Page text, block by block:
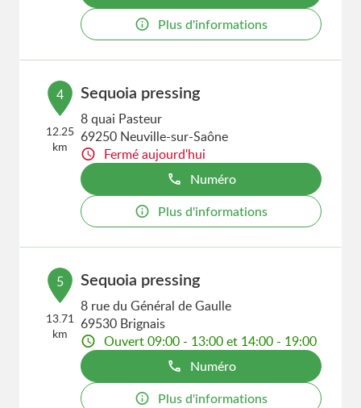
Plus d'informations
4
12.25
km
Sequoia pressing
8 quai Pasteur
69250 Neuville-sur-Saône
Fermé aujourd'hui
Numéro
Plus d'informations
5
13.71
km
Sequoia pressing
8 rue du Général de Gaulle
69530 Brignais
Ouvert 09:00 - 13:00 et 14:00 - 19:00
Numéro
Plus d'informations